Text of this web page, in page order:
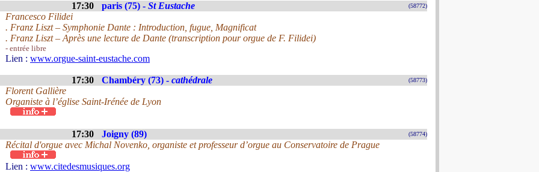
17:30 paris (75) - St Eustache (58772)
Francesco Filidei
. Franz Liszt – Symphonie Dante : Introduction, fugue, Magnificat
. Franz Liszt – Après une lecture de Dante (transcription pour orgue de F. Filidei)
- entrée libre
Lien : www.orgue-saint-eustache.com
17:30 Chambéry (73) - cathédrale (58773)
Florent Gallière
Organiste à l’église Saint-Irénée de Lyon
17:30 Joigny (89) (58774)
Récital d'orgue avec Michal Novenko, organiste et professeur d’orgue au Conservatoire de Prague
Lien : www.citedesmusiques.org